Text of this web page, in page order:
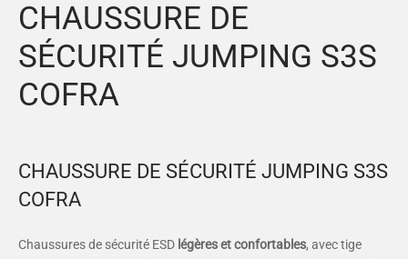
CHAUSSURE DE
SÉCURITÉ JUMPING S3S
COFRA
CHAUSSURE DE SÉCURITÉ JUMPING S3S
COFRA
Chaussures de sécurité ESD légères et confortables, avec tige
et calots